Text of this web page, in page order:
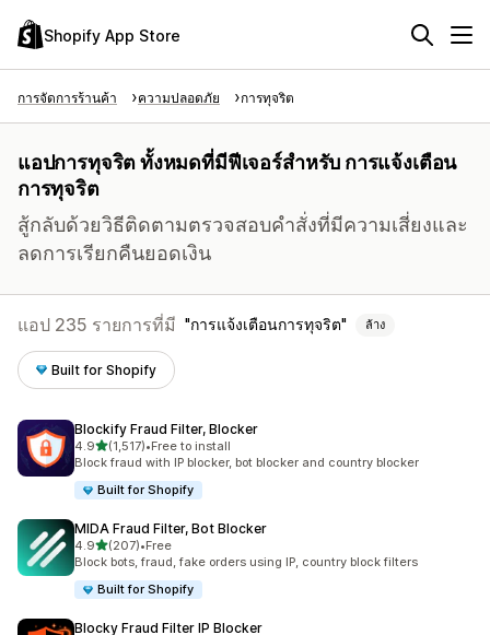
Shopify App Store
การจัดการร้านค้า ความปลอดภัย การทุจริต
แอปการทุจริต ทั้งหมดที่มีฟีเจอร์สำหรับ การแจ้งเตือน
การทุจริต
สู้กลับด้วยวิธีติดตามตรวจสอบคำสั่งที่มีความเสี่ยงและ
ลดการเรียกคืนยอดเงิน
แอป 235 รายการที่มี การแจ้งเตือนการทุจริต ล้าง
Built for Shopify
Blockify Fraud Filter, Blocker
4.9เต็ม 5 ดาว
(1,517)
ทั้งหมด 1517 รีวิว
•Free to install
Block fraud with IP blocker, bot blocker and country blocker
Built for Shopify
MIDA Fraud Filter, Bot Blocker
4.9เต็ม 5 ดาว
(207)
ทั้งหมด 207 รีวิว
•Free
Block bots, fraud, fake orders using IP, country block filters
Built for Shopify
Blocky Fraud Filter IP Blocker